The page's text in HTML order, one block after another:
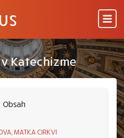
Katechizme
Obsah
MATKA CIRKVI